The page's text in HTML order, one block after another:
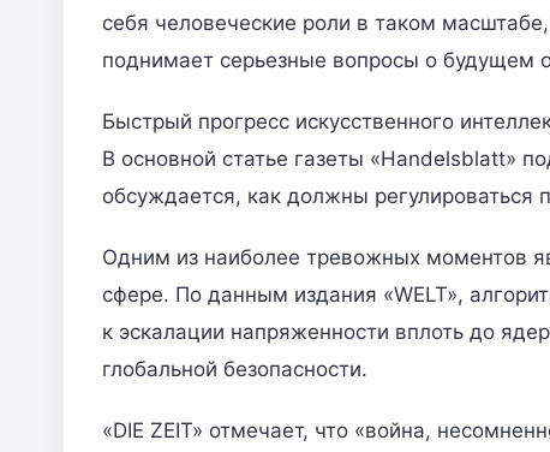
себя человеческие роли в таком
поднимает серьезные вопросы о будущем
Быстрый прогресс искусственного
В основной статье газеты «Handelsblatt»
обсуждается, как должны регулироваться
Одним из наиболее тревожных моментов
сфере. По данным издания «WELT»,
к эскалации напряженности вплоть до
глобальной безопасности.
«DIE ZEIT» отмечает, что «война,